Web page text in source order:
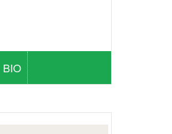
BIO